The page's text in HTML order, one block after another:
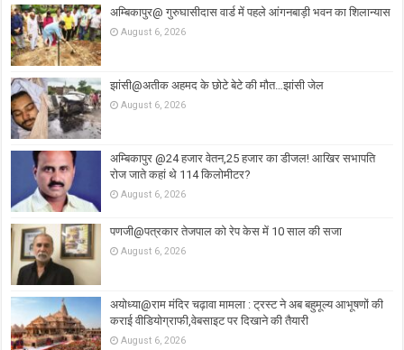
अम्बिकापुर@ गुरुघासीदास वार्ड में पहले आंगनबाड़ी भवन का शिलान्यास
August 6, 2026
झांसी@अतीक अहमद के छोटे बेटे की मौत…झांसी जेल
August 6, 2026
अम्बिकापुर @24 हजार वेतन,25 हजार का डीजल! आखिर सभापति
रोज जाते कहां थे 114 किलोमीटर?
August 6, 2026
पणजी@पत्रकार तेजपाल को रेप केस में 10 साल की सजा
August 6, 2026
अयोध्या@राम मंदिर चढ़ावा मामला : ट्रस्ट ने अब बहुमूल्य आभूषणों की
कराई वीडियोग्राफी,वेबसाइट पर दिखाने की तैयारी
August 6, 2026